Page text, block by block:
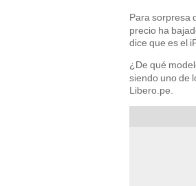
Para sorpresa
precio ha
dice que es el
¿De qué
siendo uno de
Libero.pe.